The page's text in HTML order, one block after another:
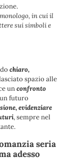
in cui il
sui simboli e
chiaro,
spazio alle
unconfronto
futuro
evidenziare
, sempre nel
seria
adesso